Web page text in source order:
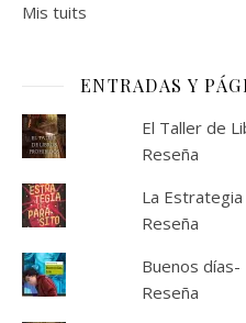
Mis tuits
ENTRADAS Y
El Taller de
Reseña
La
Reseña
Buenos días-
Reseña